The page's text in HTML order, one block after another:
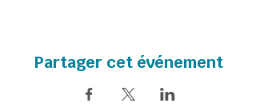
Partager cet événement